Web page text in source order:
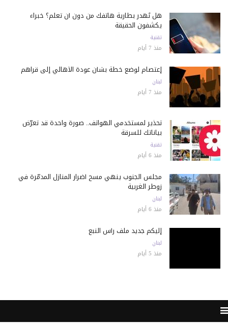
هل تُهدر بطارية هاتفك من دون أن تعلم؟ خبراء
يكشفون الحقيقة
تقنية
منذ 7 أيام
إعتصام لوضع خطة بشأن عودة الأهالي إلى قراهم
لبنان
منذ 7 أيام
تحذير لمستخدمي الهواتف.. صورة واحدة قد تعرّض
بياناتك للسرقة
تقنية
منذ 6 أيام
مجلس الجنوب ينهي مسح أضرار المنازل المدمّرة في
زوطر الغربية
لبنان
منذ 6 أيام
إليكم جديد ملف رأس النبع
لبنان
منذ 5 أيام